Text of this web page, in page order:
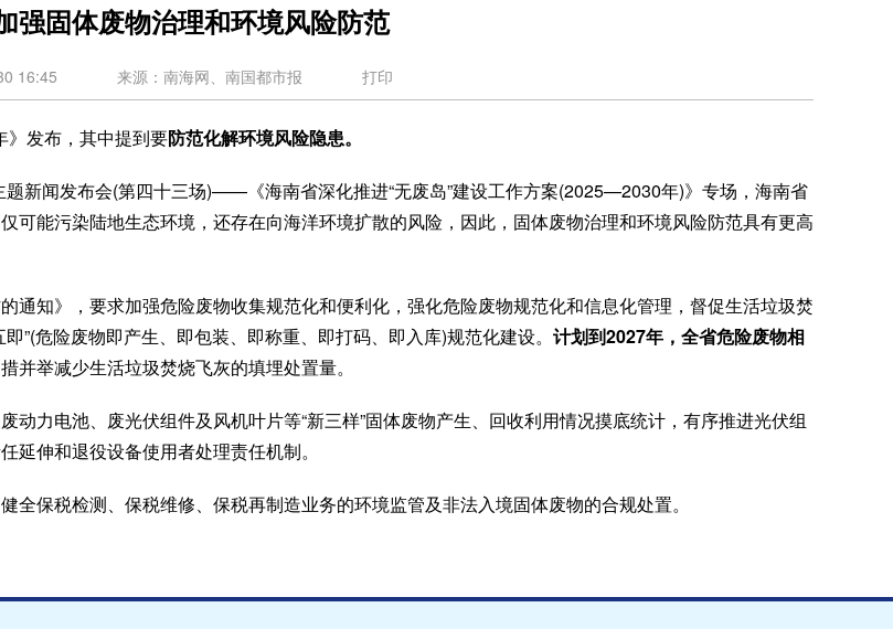
强固体废物治理和环境风险防范
16:45 来源：南海网、南国都市报 打印
》发布，其中提到要防范化解环境风险隐患。
题新闻发布会(第四十三场)——《海南省深化推进“无废岛”建设工作方案(2025—2030年)》专场，海南省
可能污染陆地生态环境，还存在向海洋环境扩散的风险，因此，固体废物治理和环境风险防范具有更高
通知》，要求加强危险废物收集规范化和便利化，强化危险废物规范化和信息化管理，督促生活垃圾焚
”(危险废物即产生、即包装、即称重、即打码、即入库)规范化建设。 计划到2027年，全省危险废物相
并举减少生活垃圾焚烧飞灰的填埋处置量。
力电池、废光伏组件及风机叶片等“新三样”固体废物产生、回收利用情况摸底统计，有序推进光伏组
伸和退役设备使用者处理责任机制。
保税检测、保税维修、保税再制造业务的环境监管及非法入境固体废物的合规处置。